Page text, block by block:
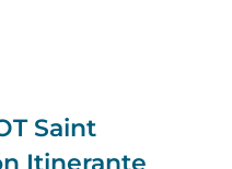
Saint
Itinerante